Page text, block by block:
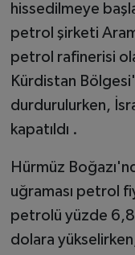
hissedilmeye
petrol şirketi
petrol rafinerisi
Kürdistan
durdurulurken,
kapatıldı .
Hürmüz
uğraması petrol
petrolü yüzde
dolara